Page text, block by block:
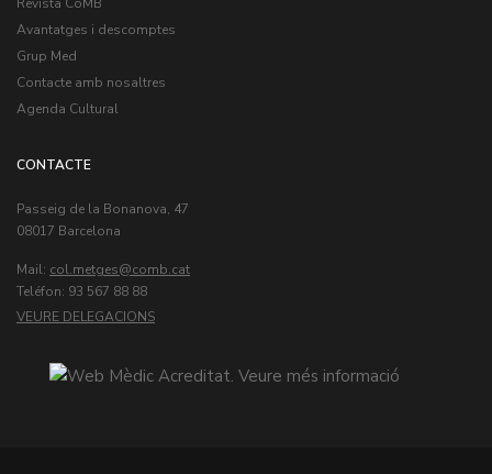
Avantatges i descomptes
Grup Med
Contacte amb nosaltres
Agenda Cultural
CONTACTE
Passeig de la Bonanova, 47
08017 Barcelona
Mail: col.metges
Teléfon: 93 567 88 88
VEURE DELEGACIONS